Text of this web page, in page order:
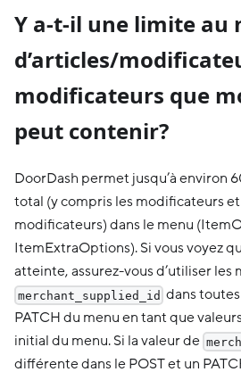
Y a-t-il une limite au
d’articles/
modificateurs que
peut contenir?
DoorDash permet jusqu’à environ
total (y compris les modificateurs et
modificateurs) dans le menu
ItemExtraOptions). Si vous voyez
atteinte, assurez-vous d’utiliser les
merchant_supplied_id dans
PATCH du menu en tant que
initial du menu. Si la valeur de
différente dans le POST et un